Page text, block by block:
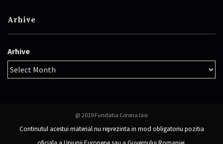
Arhive
Arhive
@ 2019 Fundatia Corona Iasi
Continutul acestui material nu reprezinta in mod obligatoriu pozitia